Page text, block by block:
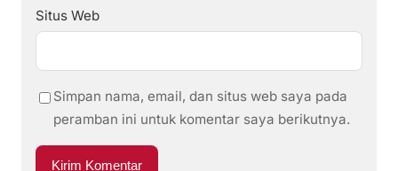
Situs Web
Simpan nama, email, dan situs web saya pada
peramban ini untuk komentar saya berikutnya.